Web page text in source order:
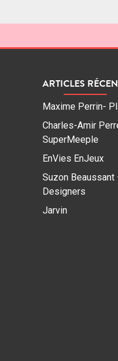
ARTICLES
Maxime Perrin-
Charles-Amir
SuperMeeple
EnVies EnJeux
Suzon Beaussant
Designers
Jarvin